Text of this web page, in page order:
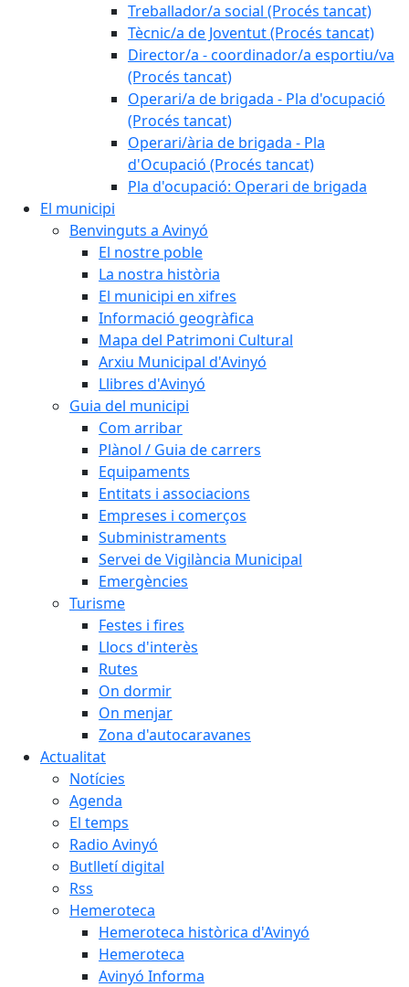
Treballador/a social (Procés tancat)
Tècnic/a de Joventut (Procés tancat)
Director/a - coordinador/a esportiu/va
(Procés tancat)
Operari/a de brigada - Pla d'ocupació
(Procés tancat)
Operari/ària de brigada - Pla
d'Ocupació (Procés tancat)
Pla d'ocupació: Operari de brigada
El municipi
Benvinguts a Avinyó
El nostre poble
La nostra història
El municipi en xifres
Informació geogràfica
Mapa del Patrimoni Cultural
Arxiu Municipal d'Avinyó
Llibres d'Avinyó
Guia del municipi
Com arribar
Plànol / Guia de carrers
Equipaments
Entitats i associacions
Empreses i comerços
Subministraments
Servei de Vigilància Municipal
Emergències
Turisme
Festes i fires
Llocs d'interès
Rutes
On dormir
On menjar
Zona d'autocaravanes
Actualitat
Notícies
Agenda
El temps
Radio Avinyó
Butlletí digital
Rss
Hemeroteca
Hemeroteca històrica d'Avinyó
Hemeroteca
Avinyó Informa